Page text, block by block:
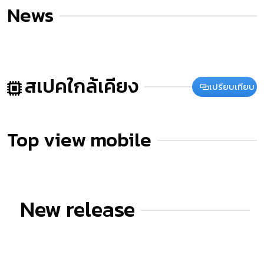
News
สเปคใกล้เคียง เปรียบเทียบ
Top view mobile
New release